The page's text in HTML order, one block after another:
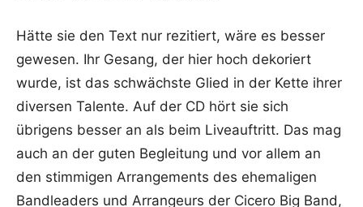
Hätte sie den Text nur rezitiert, wäre es besser
gewesen. Ihr Gesang, der hier hoch dekoriert
wurde, ist das schwächste Glied in der Kette ihrer
diversen Talente. Auf der CD hört sie sich
übrigens besser an als beim Liveauftritt. Das mag
auch an der guten Begleitung und vor allem an
den stimmigen Arrangements des ehemaligen
Bandleaders und Arrangeurs der Cicero Big Band,